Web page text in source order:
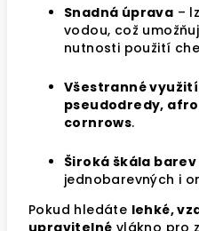
Snadná úprava –
vodou, což
nutnosti použití
Všestranné využití
pseudodredy,
cornrows.
Široká škála barev
jednobarevných i
Pokud hledáte lehké,
upravitelné vlákno pro